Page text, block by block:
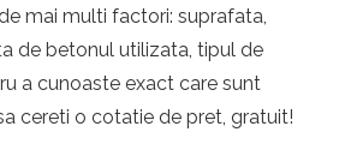
mai multi factori: suprafata,
de betonul utilizata, tipul de
a cunoaste exact care sunt
cereti o cotatie de pret, gratuit!